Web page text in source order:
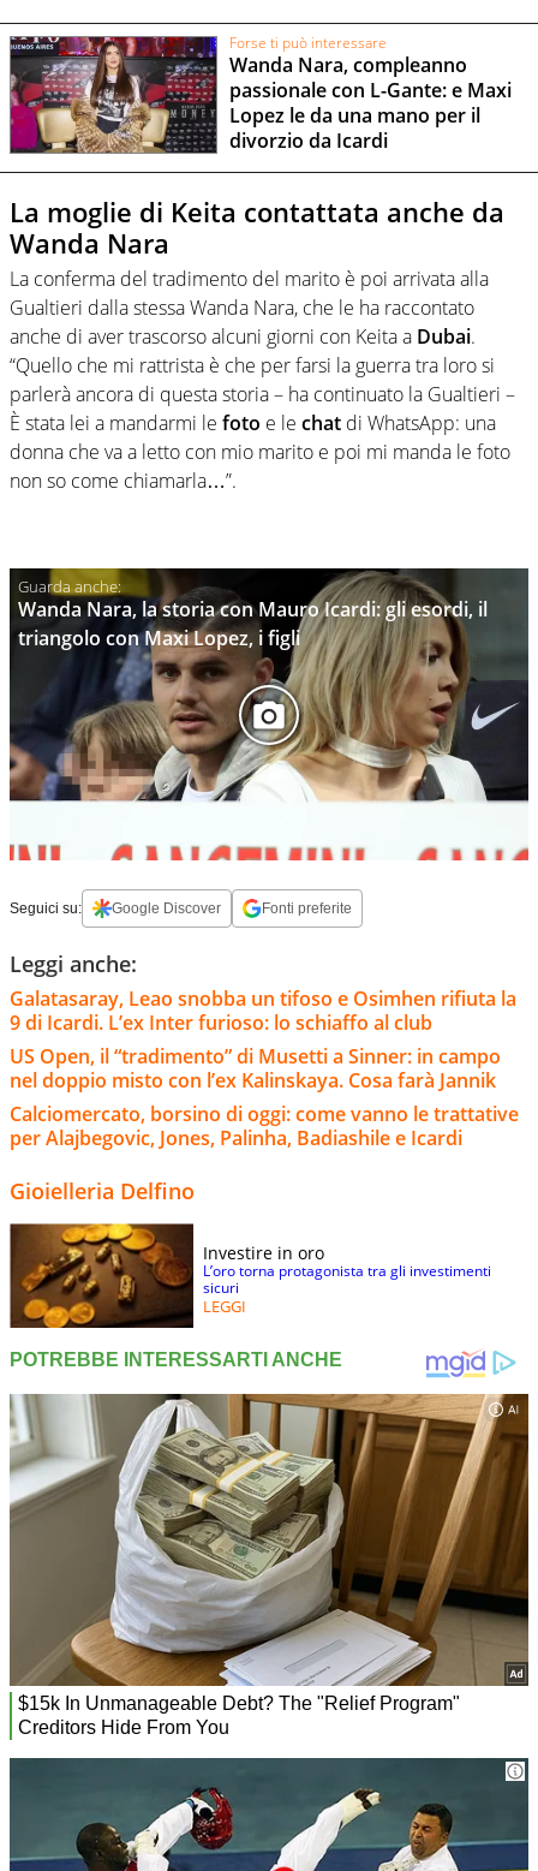
Forse ti può interessare
Wanda Nara, compleanno
passionale con L-Gante: e Maxi
Lopez le da una mano per il
divorzio da Icardi
La moglie di Keita contattata anche da
Wanda Nara
La conferma del tradimento del marito è poi arrivata alla
Gualtieri dalla stessa Wanda Nara, che le ha raccontato
anche di aver trascorso alcuni giorni con Keita a Dubai.
“Quello che mi rattrista è che per farsi la guerra tra loro si
parlerà ancora di questa storia – ha continuato la Gualtieri –
È stata lei a mandarmi le foto e le chat di WhatsApp: una
donna che va a letto con mio marito e poi mi manda le foto
non so come chiamarla…”.
Wanda Nara, la storia con Mauro Icardi: gli esordi, il
triangolo con Maxi Lopez, i figli
Seguici su: Google Discover Fonti preferite
Leggi anche:
Galatasaray, Leao snobba un tifoso e Osimhen rifiuta la
9 di Icardi. L’ex Inter furioso: lo schiaffo al club
US Open, il “tradimento” di Musetti a Sinner: in campo
nel doppio misto con l’ex Kalinskaya. Cosa farà Jannik
Calciomercato, borsino di oggi: come vanno le trattative
per Alajbegovic, Jones, Palinha, Badiashile e Icardi
Gioielleria Delfino
Investire in oro
L’oro torna protagonista tra gli investimenti
sicuri
LEGGI